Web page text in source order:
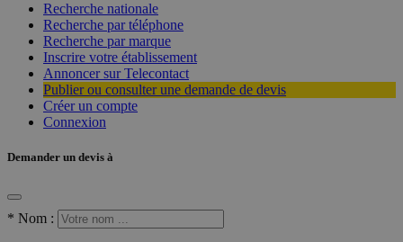
Recherche nationale
Recherche par téléphone
Recherche par marque
Inscrire votre établissement
Annoncer sur Telecontact
Publier ou consulter une demande de devis
Créer un compte
Connexion
Demander un devis à
* Nom :